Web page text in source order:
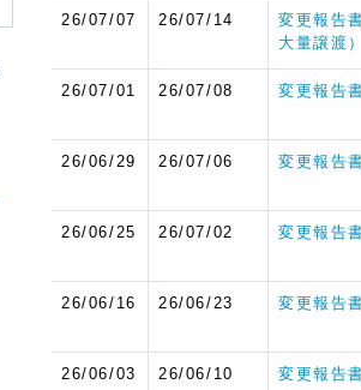
26/07/07 26/07/14
変更報告
大量譲渡）
26/07/01 26/07/08 変更報告
26/06/29 26/07/06 変更報告
26/06/25 26/07/02 変更報告
26/06/16 26/06/23 変更報告
26/06/03 26/06/10 変更報告